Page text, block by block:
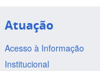
Atuação
Acesso à Informação
Institucional